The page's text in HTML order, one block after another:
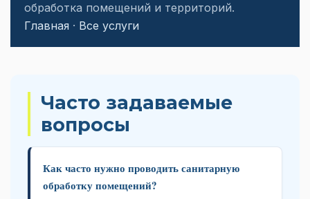
обработка помещений и территорий.
Главная · Все услуги
Часто задаваемые
вопросы
Как часто нужно проводить санитарную
обработку помещений?